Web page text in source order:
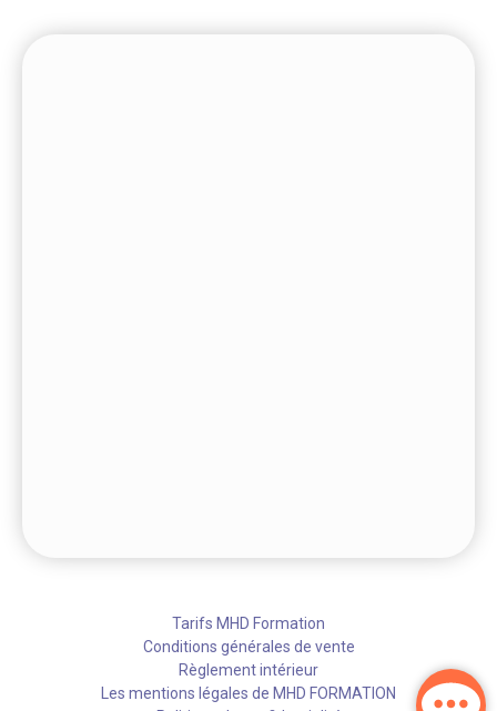
Tarifs MHD Formation
Conditions générales de vente
Règlement intérieur
Les mentions légales de MHD FORMATION